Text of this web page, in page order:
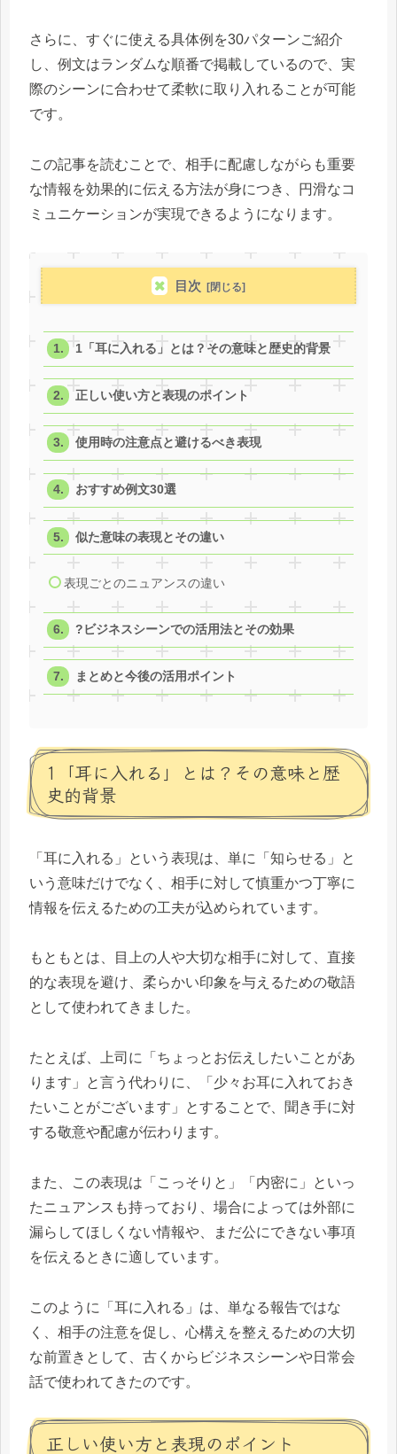
さらに、すぐに使える具体例を30パターンご紹介
し、例文はランダムな順番で掲載しているので、実
際のシーンに合わせて柔軟に取り入れることが可能
です。
この記事を読むことで、相手に配慮しながらも重要
な情報を効果的に伝える方法が身につき、円滑なコ
ミュニケーションが実現できるようになります。
目次
1「耳に入れる」とは？その意味と歴史的背景
正しい使い方と表現のポイント
使用時の注意点と避けるべき表現
おすすめ例文30選
似た意味の表現とその違い
表現ごとのニュアンスの違い
?ビジネスシーンでの活用法とその効果
まとめと今後の活用ポイント
1「耳に入れる」とは？その意味と歴
史的背景
「耳に入れる」という表現は、単に「知らせる」と
いう意味だけでなく、相手に対して慎重かつ丁寧に
情報を伝えるための工夫が込められています。
もともとは、目上の人や大切な相手に対して、直接
的な表現を避け、柔らかい印象を与えるための敬語
として使われてきました。
たとえば、上司に「ちょっとお伝えしたいことがあ
ります」と言う代わりに、「少々お耳に入れておき
たいことがございます」とすることで、聞き手に対
する敬意や配慮が伝わります。
また、この表現は「こっそりと」「内密に」といっ
たニュアンスも持っており、場合によっては外部に
漏らしてほしくない情報や、まだ公にできない事項
を伝えるときに適しています。
このように「耳に入れる」は、単なる報告ではな
く、相手の注意を促し、心構えを整えるための大切
な前置きとして、古くからビジネスシーンや日常会
話で使われてきたのです。
正しい使い方と表現のポイント